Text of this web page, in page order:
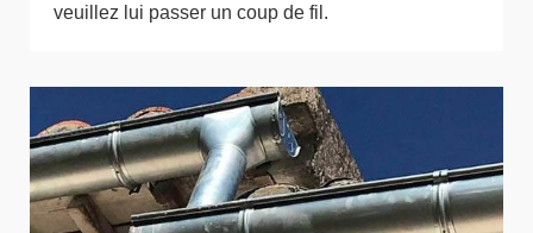
veuillez lui passer un coup de fil.